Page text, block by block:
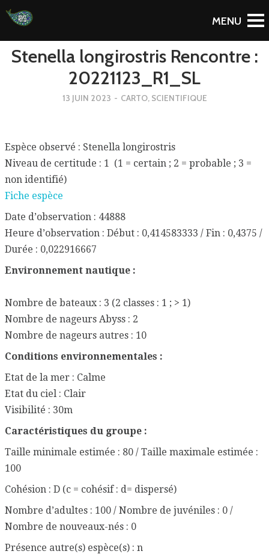
To Blog
Stenella longirostris Rencontre :
20221123_R1_SL
13 JUIN 2023 - CARTO, SCIENTIFIQUE
Espèce observé : Stenella longirostris
Niveau de certitude : 1 (1 = certain ; 2 = probable ; 3 =
non identifié)
Fiche espèce
Date d’observation : 44888
Heure d’observation : Début : 0,414583333 / Fin : 0,4375 /
Durée : 0,022916667
Environnement nautique :
Nombre de bateaux : 3 (2 classes : 1 ; > 1)
Nombre de nageurs Abyss : 2
Nombre de nageurs autres : 10
Conditions environnementales :
Etat de la mer : Calme
Etat du ciel : Clair
Visibilité : 30m
Caractéristiques du groupe :
Taille minimale estimée : 80 / Taille maximale estimée :
100
Cohésion : D (c = cohésif : d= dispersé)
Nombre d’adultes : 100 / Nombre de juvéniles : 0 /
Nombre de nouveaux-nés : 0
Présence autre(s) espèce(s) : n